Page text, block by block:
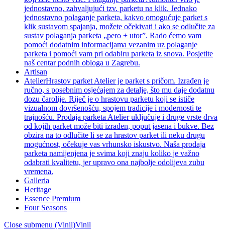
jednostavno, zahvaljujući tzv. parketu na klik. Jednako
jednostavno polaganje parketa, kakvo omogućuje parket s
klik sustavom spajanja, možete očekivati i ako se odlučite za
sustav polaganja parketa „pero + utor”. Rado ćemo vam
pomoći dodatnim informacijama vezanim uz polaganje
parketa i pomoći vam pri odabiru parketa iz snova. Posjetite
naš centar podnih obloga u Zagrebu.
Artisan
AtelierHrastov parket Atelier je parket s pričom. Izrađen je
ručno, s posebnim osjećajem za detalje, što mu daje dodatnu
dozu čarolije. Riječ je o hrastovu parketu koji se ističe
vizualnom dovršenošću, spojem tradicije i modernosti te
trajnošću. Prodaja parketa Atelier uključuje i druge vrste drva
od kojih parket može biti izrađen, poput jasena i bukve. Bez
obzira na to odlučite li se za hrastov parket ili neku drugu
mogućnost, očekuje vas vrhunsko iskustvo. Naša prodaja
parketa namijenjena je svima koji znaju koliko je važno
odabrati kvalitetu, jer upravo ona najbolje odolijeva zubu
vremena.
Galleria
Heritage
Essence Premium
Four Seasons
Close submenu (Vinil)Vinil